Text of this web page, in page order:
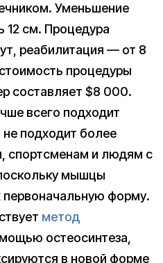
Уменьшение
12 см. Процедура
реабилитация — от 8
процедуры
составляет $8 000.
всего подходит
подходит более
спортсменам и людям с
мышцы
форму.
метод
остеосинтеза,
в новой форме